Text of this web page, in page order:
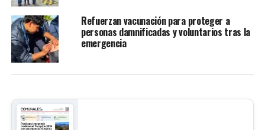
Refuerzan vacunación para proteger a
personas damnificadas y voluntarios tras la
emergencia